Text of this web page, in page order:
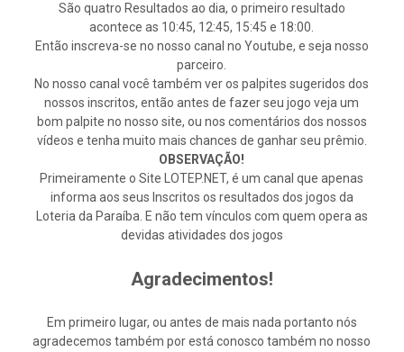
São quatro Resultados ao dia, o primeiro resultado
acontece as 10:45, 12:45, 15:45 e 18:00.
Então inscreva-se no nosso canal no Youtube, e seja nosso
parceiro.
No nosso canal você também ver os palpites sugeridos dos
nossos inscritos, então antes de fazer seu jogo veja um
bom palpite no nosso site, ou nos comentários dos nossos
vídeos e tenha muito mais chances de ganhar seu prêmio.
OBSERVAÇÃO!
Primeiramente o Site LOTEP.NET, é um canal que apenas
informa aos seus Inscritos os resultados dos jogos da
Loteria da Paraíba. E não tem vínculos com quem opera as
devidas atividades dos jogos
Agradecimentos!
Em primeiro lugar, ou antes de mais nada portanto nós
agradecemos também por está conosco também no nosso